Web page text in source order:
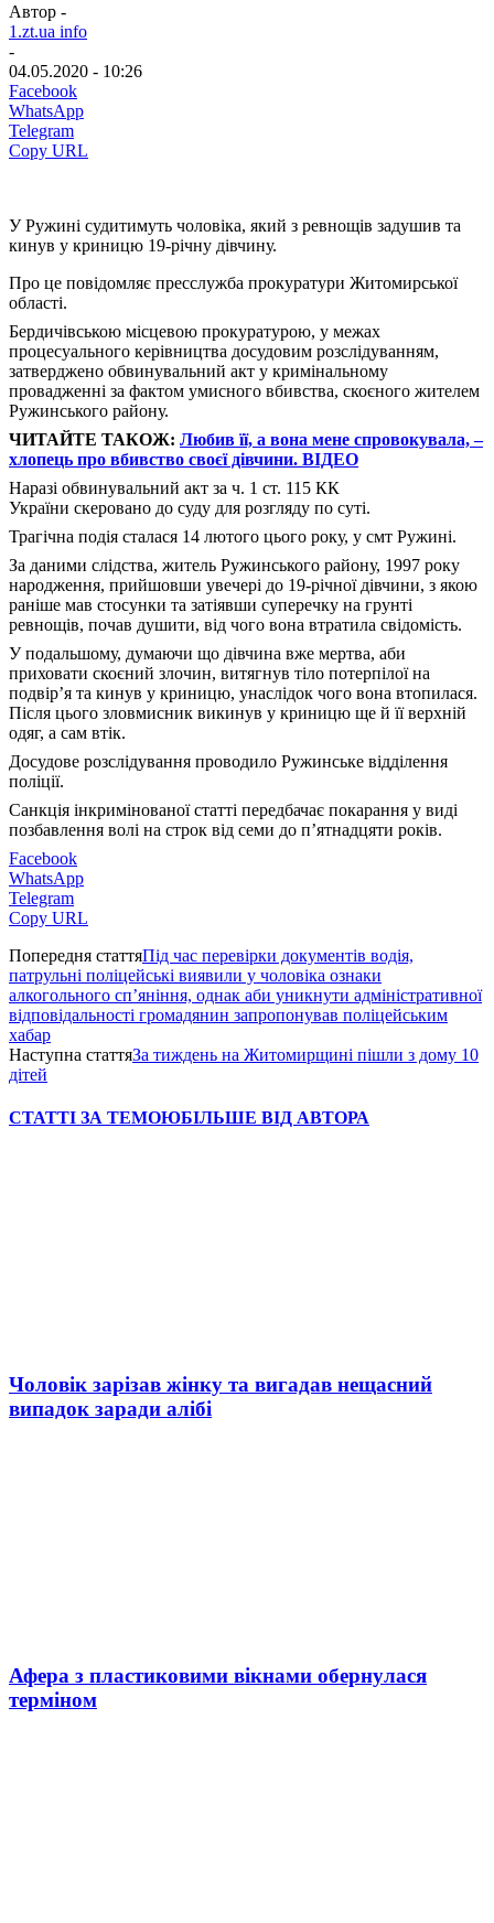
Автор -
1.zt.ua info
-
04.05.2020 - 10:26
Facebook
WhatsApp
Telegram
Copy URL
У Ружині судитимуть чоловіка, який з ревнощів задушив та
кинув у криницю 19-річну дівчину.
Про це повідомляє пресслужба прокуратури Житомирської
області.
Бердичівською місцевою прокуратурою, у межах
процесуального керівництва досудовим розслідуванням,
затверджено обвинувальний акт у кримінальному
провадженні за фактом умисного вбивства, скоєного жителем
Ружинського району.
ЧИТАЙТЕ ТАКОЖ: Любив її, а вона мене спровокувала, –
хлопець про вбивство своєї дівчини. ВІДЕО
Наразі обвинувальний акт за ч. 1 ст. 115 КК
України скеровано до суду для розгляду по суті.
Трагічна подія сталася 14 лютого цього року, у смт Ружині.
За даними слідства, житель Ружинського району, 1997 року
народження, прийшовши увечері до 19-річної дівчини, з якою
раніше мав стосунки та затіявши суперечку на грунті
ревнощів, почав душити, від чого вона втратила свідомість.
У подальшому, думаючи що дівчина вже мертва, аби
приховати скоєний злочин, витягнув тіло потерпілої на
подвір’я та кинув у криницю, унаслідок чого вона втопилася.
Після цього зловмисник викинув у криницю ще й її верхній
одяг, а сам втік.
Досудове розслідування проводило Ружинське відділення
поліції.
Санкція інкримінованої статті передбачає покарання у виді
позбавлення волі на строк від семи до п’ятнадцяти років.
Facebook
WhatsApp
Telegram
Copy URL
Попередня статтяПід час перевірки документів водія,
патрульні поліцейські виявили у чоловіка ознаки
алкогольного сп’яніння, однак аби уникнути адміністративної
відповідальності громадянин запропонував поліцейським
хабар
Наступна статтяЗа тиждень на Житомирщині пішли з дому 10
дітей
СТАТТІ ЗА ТЕМОЮБІЛЬШЕ ВІД АВТОРА
Чоловік зарізав жінку та вигадав нещасний
випадок заради алібі
Афера з пластиковими вікнами обернулася
терміном